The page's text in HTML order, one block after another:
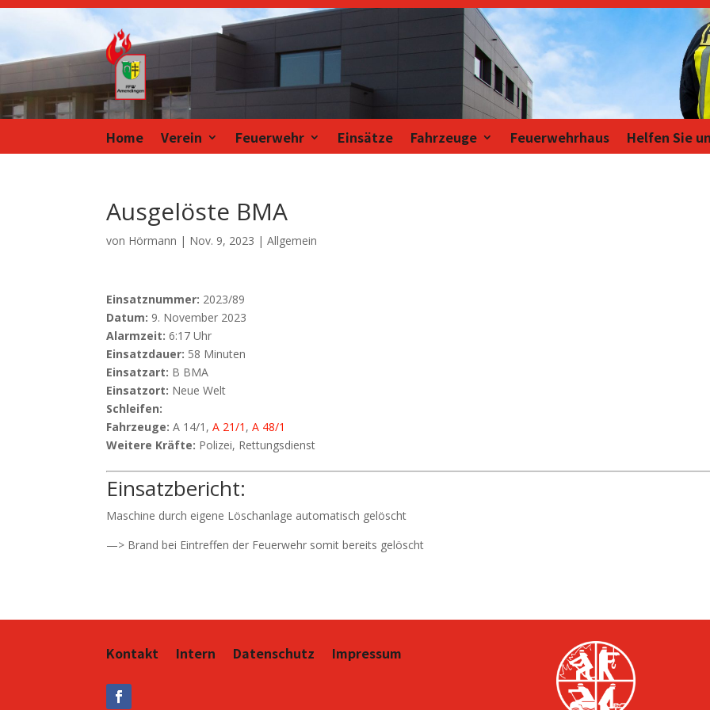
Home Verein Feuerwehr Einsätze Fahrzeuge Feuerwehrhaus Helfen Sie
Ausgelöste BMA
von Hörmann | Nov. 9, 2023 | Allgemein
Einsatznummer: 2023/89
Datum: 9. November 2023
Alarmzeit: 6:17 Uhr
Einsatzdauer: 58 Minuten
Einsatzart: B BMA
Einsatzort: Neue Welt
Schleifen:
Fahrzeuge: A 14/1,A 21/1 ,A 48/1
Weitere Kräfte: Polizei, Rettungsdienst
Einsatzbericht:
Maschine durch eigene Löschanlage automatisch gelöscht
—> Brand bei Eintreffen der Feuerwehr somit bereits gelöscht
Kontakt Intern Datenschutz Impressum